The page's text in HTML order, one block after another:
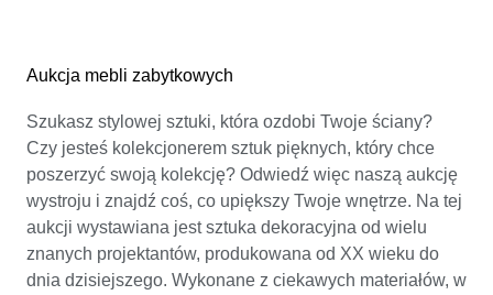
Aukcja mebli zabytkowych
Szukasz stylowej sztuki, która ozdobi Twoje ściany?
Czy jesteś kolekcjonerem sztuk pięknych, który chce
poszerzyć swoją kolekcję? Odwiedź więc naszą aukcję
wystroju i znajdź coś, co upiększy Twoje wnętrze. Na tej
aukcji wystawiana jest sztuka dekoracyjna od wielu
znanych projektantów, produkowana od XX wieku do
dnia dzisiejszego. Wykonane z ciekawych materiałów, w